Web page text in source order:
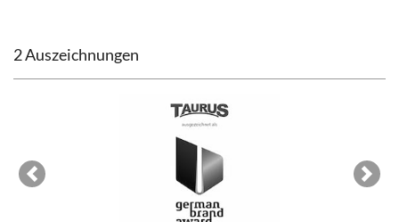
2 Auszeichnungen
Previous Next